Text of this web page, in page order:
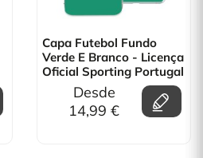
Capa Futebol Fundo
Verde E Branco - Licença
Oficial Sporting Portugal
Desde
14,99 €